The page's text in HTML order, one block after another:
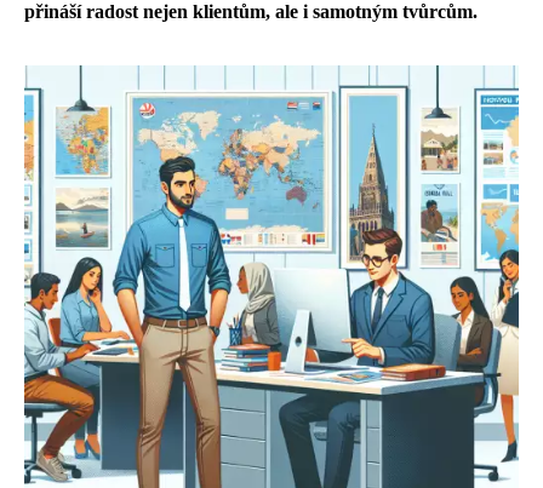
přináší radost nejen klientům, ale i samotným tvůrcům.